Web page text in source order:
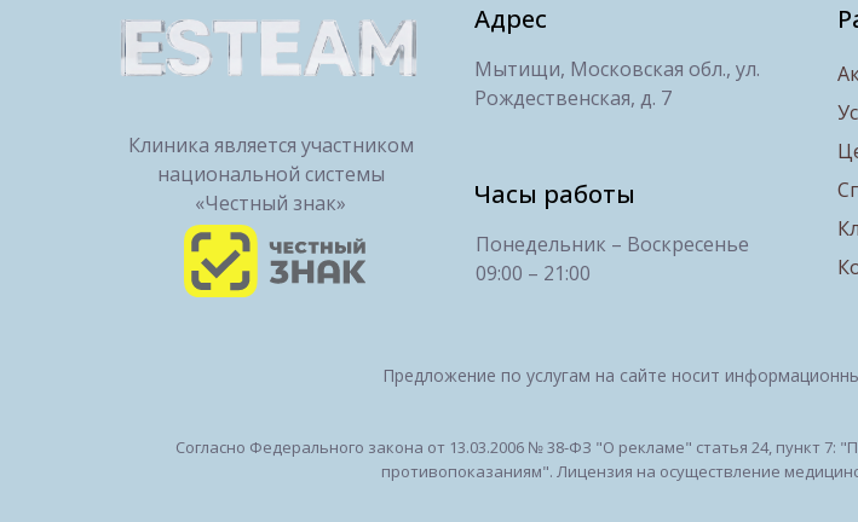
Клиника является участником
национальной системы
«Честный знак»
Часы работы
Адрес
Понедельник – Воскресенье
09:00 – 21:00
Мытищи, Московская обл., ул.
Рождественская, д. 7
Предложение по услугам на сайте носит
Согласно Федерального закона от 13.03.2006 № 38-ФЗ "О рекламе" статья 24, пункт
противопоказаниям". Лицензия на осуществление